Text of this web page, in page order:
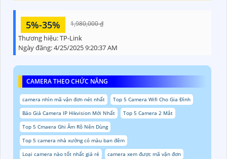
5%-35% 1,980,000 ₫
Thương hiệu:TP-Link
Ngày đăng:4/25/2025 9:20:37 AM
CAMERA THEO CHỨC NĂNG
camera nhìn mã vận đơn nét nhất
Top 5 Camera Wifi Cho Gia Đình
Báo Giá Camera IP Hikvision Mới Nhất
Top 5 Camera 2 Mắt
Top 5 Cmaera Ghi Âm Rõ Nên Dùng
Top 5 camera nhà xưởng có màu ban đêm
Loại camera nào tốt nhất giá rẻ
camera xem được mã vận đơn